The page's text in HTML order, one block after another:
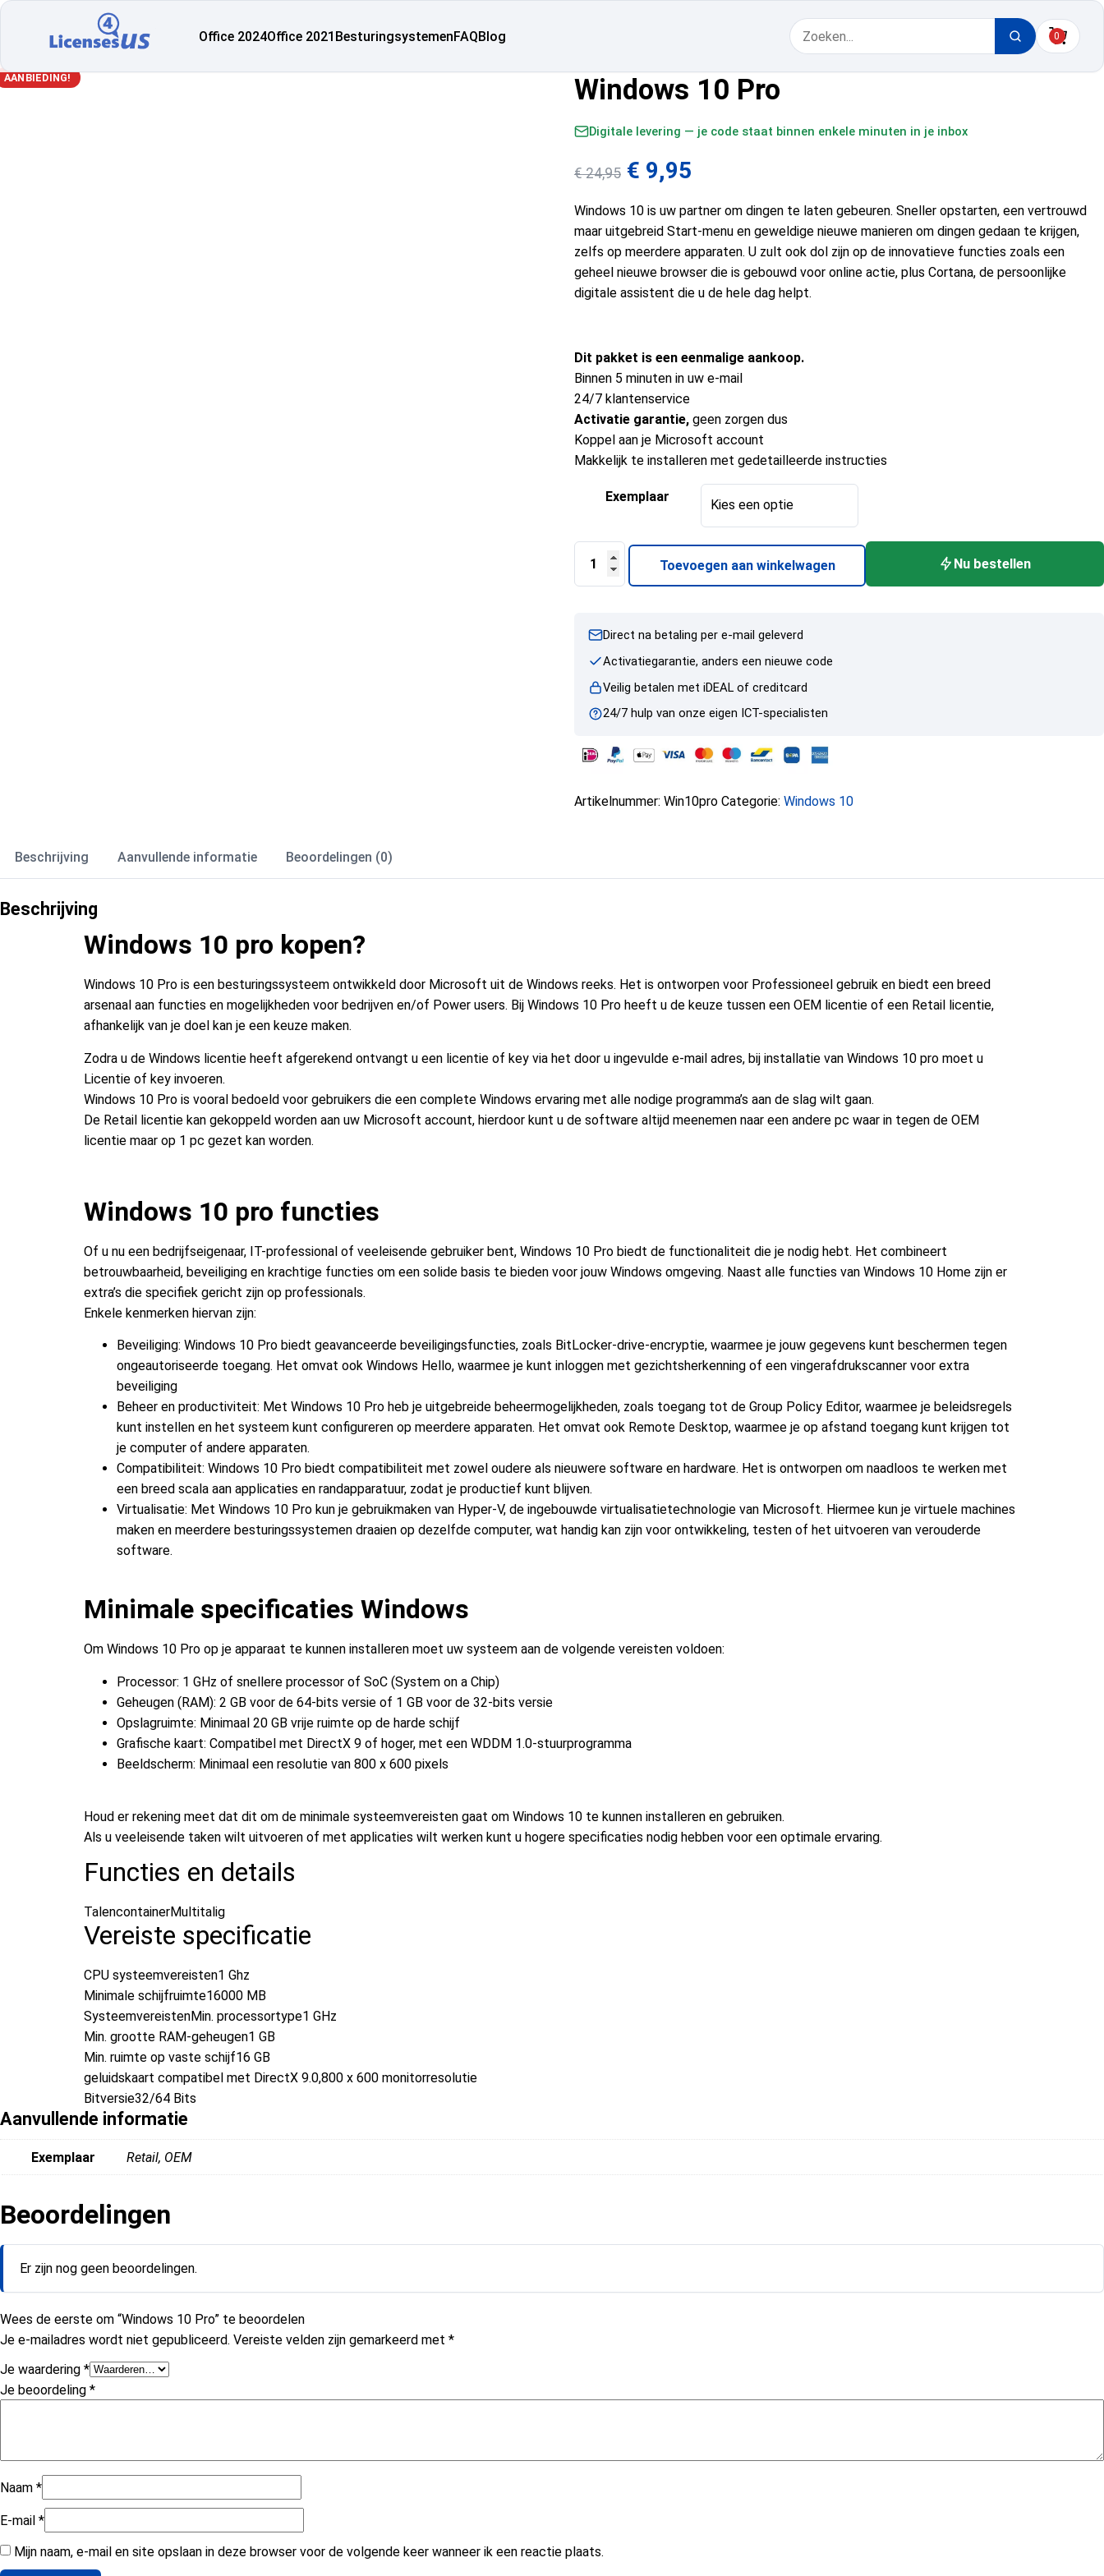
Office 2024Office 2021 BesturingsystemenFAQBlog 0
AANBIEDING! Windows 10 Pro
Digitale levering — je code staat binnen enkele minuten in je inbox
€24,95 € 9,95
Windows 10 is uw partner om dingen te laten gebeuren. Sneller opstarten, een vertrouwd
maar uitgebreid Start-menu en geweldige nieuwe manieren om dingen gedaan te krijgen,
zelfs op meerdere apparaten. U zult ook dol zijn op de innovatieve functies zoals een
geheel nieuwe browser die is gebouwd voor online actie, plus Cortana, de persoonlijke
digitale assistent die u de hele dag helpt.
Dit pakket is een eenmalige aankoop.
Binnen 5 minuten in uw e-mail
24/7 klantenservice
Activatie garantie, geen zorgen dus
Koppel aan je Microsoft account
Makkelijk te installeren met gedetailleerde instructies
Exemplaar
Toevoegen aan winkelwagen Nu bestellen
Direct na betaling per e-mail geleverd
Activatiegarantie, anders een nieuwe code
Veilig betalen met iDEAL of creditcard
24/7 hulp van onze eigen ICT-specialisten
Artikelnummer: Win10pro Categorie: Windows 10
Beschrijving Aanvullende informatie Beoordelingen (0)
Beschrijving
Windows 10 pro kopen?
Windows 10 Pro is een besturingssysteem ontwikkeld door Microsoft uit de Windows reeks. Het is ontworpen voor Professioneel gebruik en biedt een breed
arsenaal aan functies en mogelijkheden voor bedrijven en/of Power users. Bij Windows 10 Pro heeft u de keuze tussen een OEM licentie of een Retail licentie,
afhankelijk van je doel kan je een keuze maken.
Zodra u de Windows licentie heeft afgerekend ontvangt u een licentie of key via het door u ingevulde e-mail adres, bij installatie van Windows 10 pro moet u
Licentie of key invoeren.
Windows 10 Pro is vooral bedoeld voor gebruikers die een complete Windows ervaring met alle nodige programma’s aan de slag wilt gaan.
De Retail licentie kan gekoppeld worden aan uw Microsoft account, hierdoor kunt u de software altijd meenemen naar een andere pc waar in tegen de OEM
licentie maar op 1 pc gezet kan worden.
Windows 10 pro functies
Of u nu een bedrijfseigenaar, IT-professional of veeleisende gebruiker bent, Windows 10 Pro biedt de functionaliteit die je nodig hebt. Het combineert
betrouwbaarheid, beveiliging en krachtige functies om een solide basis te bieden voor jouw Windows omgeving. Naast alle functies van Windows 10 Home zijn er
extra’s die specifiek gericht zijn op professionals.
Enkele kenmerken hiervan zijn:
Beveiliging: Windows 10 Pro biedt geavanceerde beveiligingsfuncties, zoals BitLocker-drive-encryptie, waarmee je jouw gegevens kunt beschermen tegen
ongeautoriseerde toegang. Het omvat ook Windows Hello, waarmee je kunt inloggen met gezichtsherkenning of een vingerafdrukscanner voor extra
beveiliging
Beheer en productiviteit: Met Windows 10 Pro heb je uitgebreide beheermogelijkheden, zoals toegang tot de Group Policy Editor, waarmee je beleidsregels
kunt instellen en het systeem kunt configureren op meerdere apparaten. Het omvat ook Remote Desktop, waarmee je op afstand toegang kunt krijgen tot
je computer of andere apparaten.
Compatibiliteit: Windows 10 Pro biedt compatibiliteit met zowel oudere als nieuwere software en hardware. Het is ontworpen om naadloos te werken met
een breed scala aan applicaties en randapparatuur, zodat je productief kunt blijven.
Virtualisatie: Met Windows 10 Pro kun je gebruikmaken van Hyper-V, de ingebouwde virtualisatietechnologie van Microsoft. Hiermee kun je virtuele machines
maken en meerdere besturingssystemen draaien op dezelfde computer, wat handig kan zijn voor ontwikkeling, testen of het uitvoeren van verouderde
software.
Minimale specificaties Windows
Om Windows 10 Pro op je apparaat te kunnen installeren moet uw systeem aan de volgende vereisten voldoen:
Processor: 1 GHz of snellere processor of SoC (System on a Chip)
Geheugen (RAM): 2 GB voor de 64-bits versie of 1 GB voor de 32-bits versie
Opslagruimte: Minimaal 20 GB vrije ruimte op de harde schijf
Grafische kaart: Compatibel met DirectX 9 of hoger, met een WDDM 1.0-stuurprogramma
Beeldscherm: Minimaal een resolutie van 800 x 600 pixels
Houd er rekening meet dat dit om de minimale systeemvereisten gaat om Windows 10 te kunnen installeren en gebruiken.
Als u veeleisende taken wilt uitvoeren of met applicaties wilt werken kunt u hogere specificaties nodig hebben voor een optimale ervaring.
Functies en details
TalencontainerMultitalig
Vereiste specificatie
CPU systeemvereisten1 Ghz
Minimale schijfruimte16000 MB
SysteemvereistenMin. processortype1 GHz
Min. grootte RAM-geheugen1 GB
Min. ruimte op vaste schijf16 GB
geluidskaart compatibel met DirectX 9.0,800 x 600 monitorresolutie
Bitversie32/64 Bits
Aanvullende informatie
Exemplaar Retail, OEM
Beoordelingen
Er zijn nog geen beoordelingen.
Wees de eerste om “Windows 10 Pro” te beoordelen
Je e-mailadres wordt niet gepubliceerd. Vereiste velden zijn gemarkeerd met *
Je waardering *
Je beoordeling *
Naam *
E-mail *
Mijn naam, e-mail en site opslaan in deze browser voor de volgende keer wanneer ik een reactie plaats.